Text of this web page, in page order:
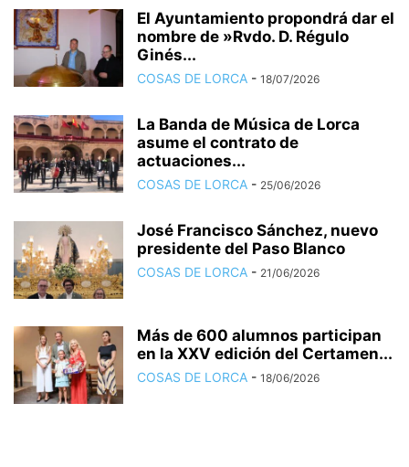
El Ayuntamiento propondrá dar el
nombre de »Rvdo. D. Régulo
Ginés...
COSAS DE LORCA - 18/07/2026
La Banda de Música de Lorca
asume el contrato de
actuaciones...
COSAS DE LORCA - 25/06/2026
José Francisco Sánchez, nuevo
presidente del Paso Blanco
COSAS DE LORCA - 21/06/2026
Más de 600 alumnos participan
en la XXV edición del Certamen...
COSAS DE LORCA - 18/06/2026